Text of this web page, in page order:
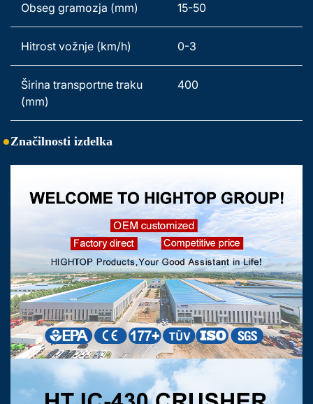
Obseg gramozja (mm) 15-50
Hitrost vožnje (km/h) 0-3
Širina transportne traku
(mm)
400
Značilnosti izdelka